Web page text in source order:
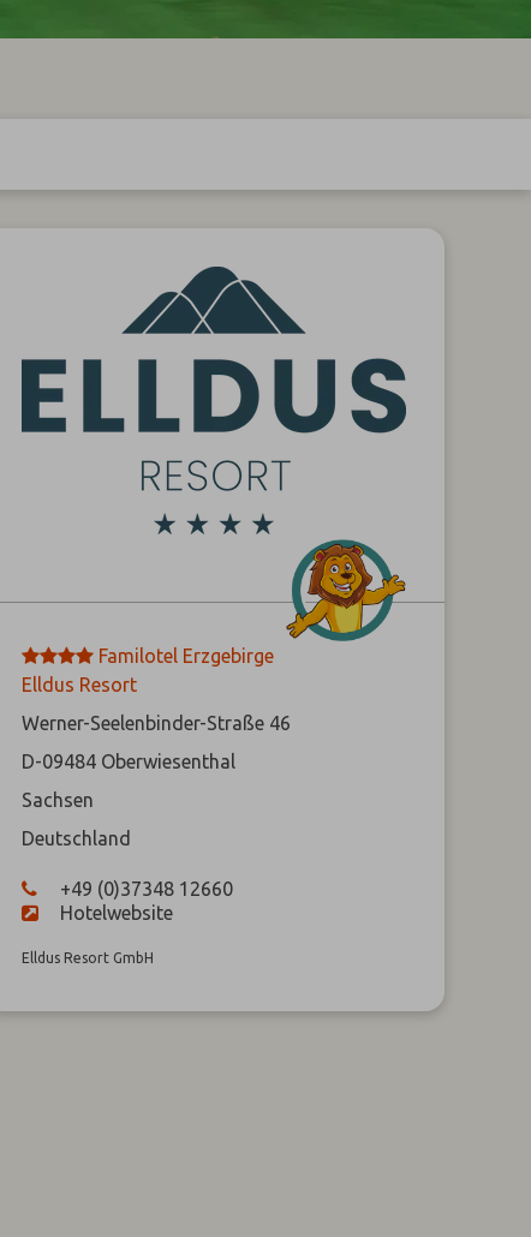
****
Familotel Erzgebirge
Elldus Resort
Werner-Seelenbinder-Straße 46
D-09484 Oberwiesenthal
Sachsen
Deutschland
+49 (0)37348 12660
Hotelwebsite
Elldus Resort GmbH